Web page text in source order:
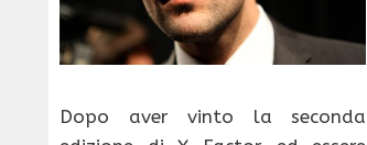
Dopo aver vinto la seconda